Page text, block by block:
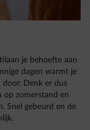
je behoefte aan
dagen warmt je
Denk er dus
op zomerstand en
Snel gebeurd en de